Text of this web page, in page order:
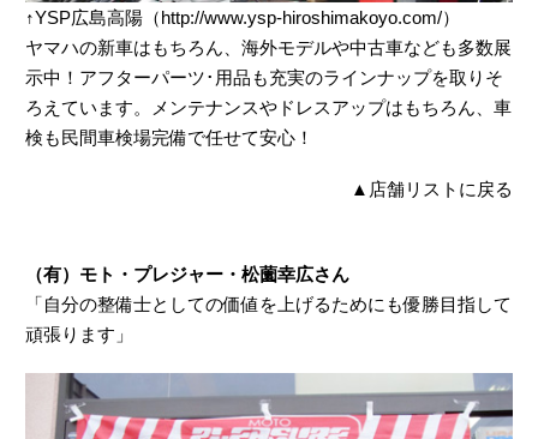
↑YSP広島高陽（http://www.ysp-hiroshimakoyo.com/）
ヤマハの新車はもちろん、海外モデルや中古車なども多数展
示中！アフターパーツ･用品も充実のラインナップを取りそ
ろえています。メンテナンスやドレスアップはもちろん、車
検も民間車検場完備で任せて安心！
▲ 店舗リストに戻る
（有）モト・プレジャー・松薗幸広さん
「自分の整備士としての価値を上げるためにも優勝目指して
頑張ります」